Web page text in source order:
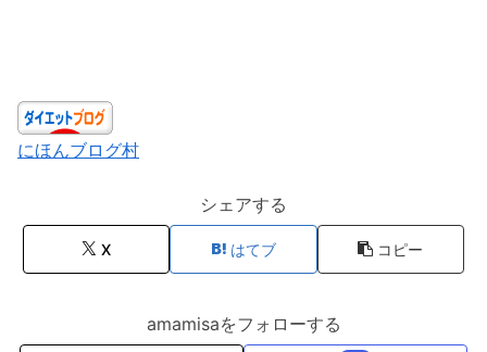
にほんブログ村
シェアする
X はてブ コピー
amamisaをフォローする